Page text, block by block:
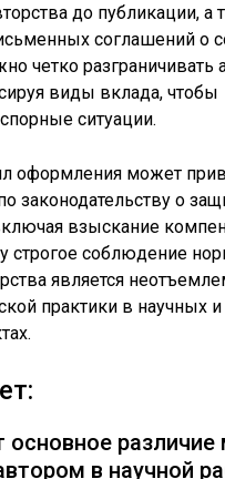
до публикации, а
соглашений о
четко разграничивать
виды вклада, чтобы
ситуации.
оформления может
законодательству о
взыскание
строгое соблюдение
является
практики в научных и
основное
в научной